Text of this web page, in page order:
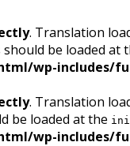
. Translation
be loaded at
wp-includes/
. Translation
be loaded at the
wp-includes/